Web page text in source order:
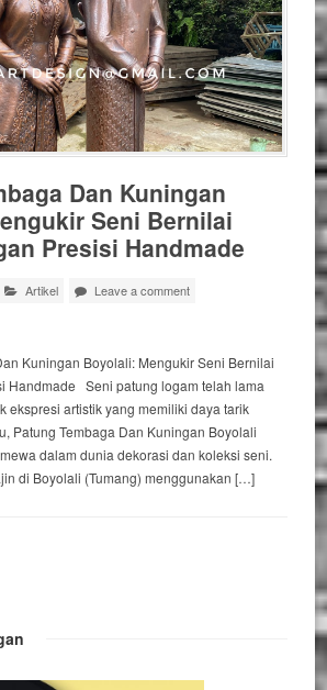
Dan Kuningan
Seni Bernilai
Presisi Handmade
Artikel
Leave a comment
Kuningan Boyolali: Mengukir Seni Bernilai
Handmade Seni patung logam telah lama
ekspresi artistik yang memiliki daya tarik
Patung Tembaga Dan Kuningan Boyolali
dalam dunia dekorasi dan koleksi seni.
di Boyolali (Tumang) menggunakan […]